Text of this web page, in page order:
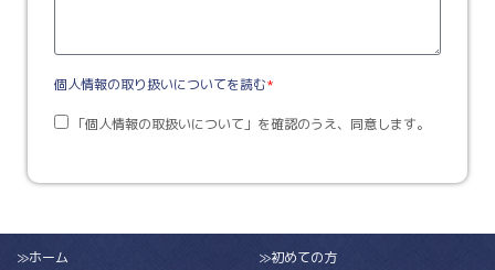
個人情報の取り扱いについてを読む*
「個人情報の取扱いについて」を確認のうえ、同意します。
≫ホーム
≫初めての方